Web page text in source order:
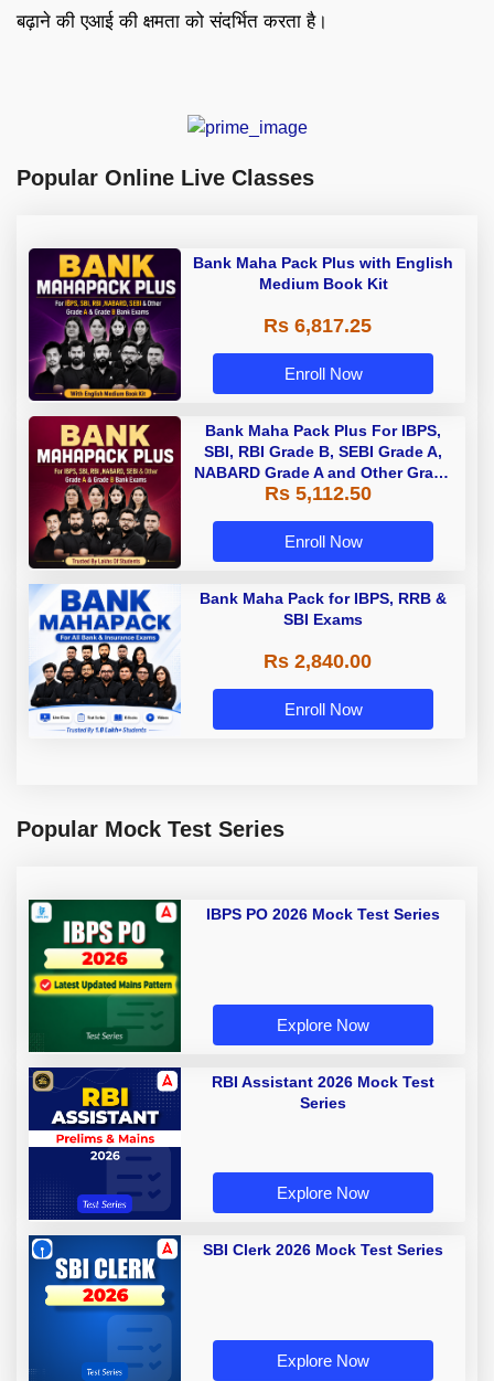
बढ़ाने की एआई की क्षमता को संदर्भित करता है।
Popular Online Live Classes
Bank Maha Pack Plus with English
Medium Book Kit
Rs 6,817.25
Enroll Now
Bank Maha Pack Plus For IBPS,
SBI, RBI Grade B, SEBI Grade A,
NABARD Grade A and Other Grade
A & Grade B Bank Exams
Rs 5,112.50
Enroll Now
Bank Maha Pack for IBPS, RRB &
SBI Exams
Rs 2,840.00
Enroll Now
Popular Mock Test Series
IBPS PO 2026 Mock Test Series
Explore Now
RBI Assistant 2026 Mock Test
Series
Explore Now
SBI Clerk 2026 Mock Test Series
Explore Now